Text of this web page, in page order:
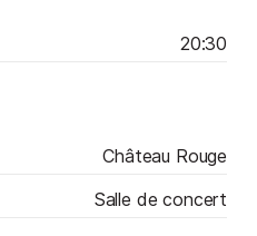
20:30
Château Rouge
Salle de concert